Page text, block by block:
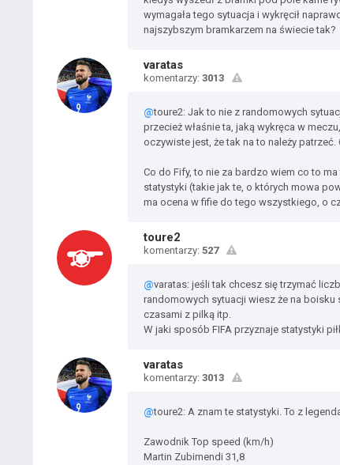
wymagała tego sytuacja i wykręcił
najszybszym bramkarzem na świecie tak?
varatas
komentarzy: 3013
@toure2: Jak to nie z randomowych
przecież właśnie ta, jaką wykręca w
oczywiste jest, że tak na to należy
Co do Fify, to nie za bardzo wiem co to
statystyki (takie jak te, o których mowa
ma ocena w fifie do tego wszystkiego, o
toure2
komentarzy: 527
@varatas: jeśli tak chcesz się trzymać
randomowych sytuacji wiesz że na boisku
czasami z pilką itp.
W jaki sposób FIFA przyznaje statystyki
varatas
komentarzy: 3013
@toure2: A znam te statystyki. To z
Zawodnik Top speed (km/h)
Martin Zubimendi 31,8